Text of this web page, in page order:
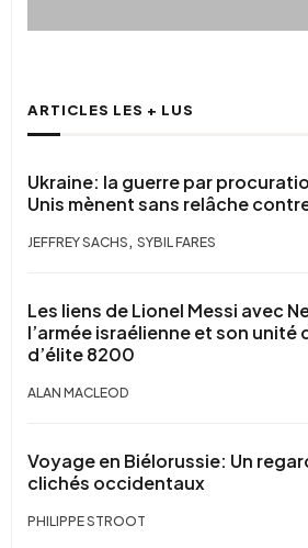
ARTICLES LES + LUS
Ukraine: la guerre par
Unis mènent sans relâche
JEFFREY SACHS , SYBIL FARES
Les liens de Lionel Messi avec
l’armée israélienne et son unité
d’élite 8200
ALAN MACLEOD
Voyage en Biélorussie: Un
clichés occidentaux
PHILIPPE STROOT